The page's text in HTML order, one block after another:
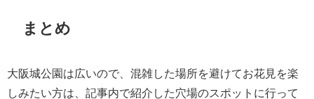
まとめ
大阪城公園は広いので、混雑した場所を避けてお花見を楽
しみたい方は、記事内で紹介した穴場のスポットに行って